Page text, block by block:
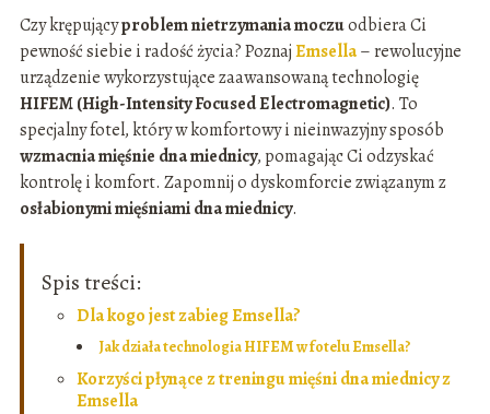
Czy krępującyproblem nietrzymania moczuodbiera Ci
pewność siebie i radość życia? PoznajEmsella– rewolucyjne
urządzenie wykorzystujące zaawansowaną technologię
HIFEM (High-Intensity Focused Electromagnetic). To
specjalny fotel, który w komfortowy i nieinwazyjny sposób
wzmacnia mięśnie dna miednicy, pomagając Ci odzyskać
kontrolę i komfort. Zapomnij o dyskomforcie związanym z
osłabionymi mięśniami dna miednicy.
Spis treści:
Dla kogo jest zabieg Emsella?
Jak działa technologia HIFEM w fotelu Emsella?
Korzyści płynące z treningu mięśni dna miednicy z
Emsella